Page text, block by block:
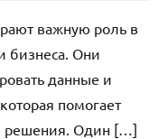
важную роль в
бизнеса. Они
данные и
помогает
решения. Один […]